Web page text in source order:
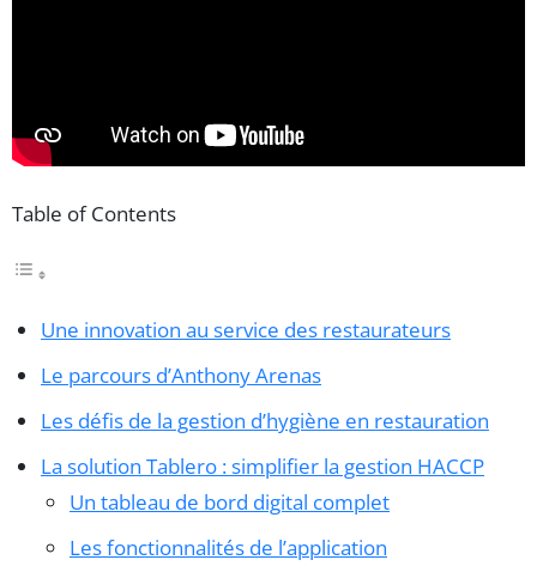
Table of Contents
Une innovation au service des restaurateurs
Le parcours d’Anthony Arenas
Les défis de la gestion d’hygiène en restauration
La solution Tablero : simplifier la gestion HACCP
Un tableau de bord digital complet
Les fonctionnalités de l’application